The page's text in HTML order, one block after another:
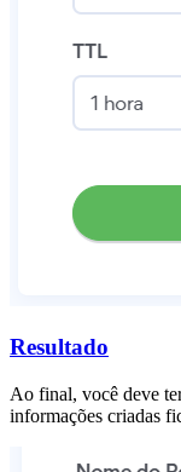
Resultado
Ao final, você deve
informações criadas